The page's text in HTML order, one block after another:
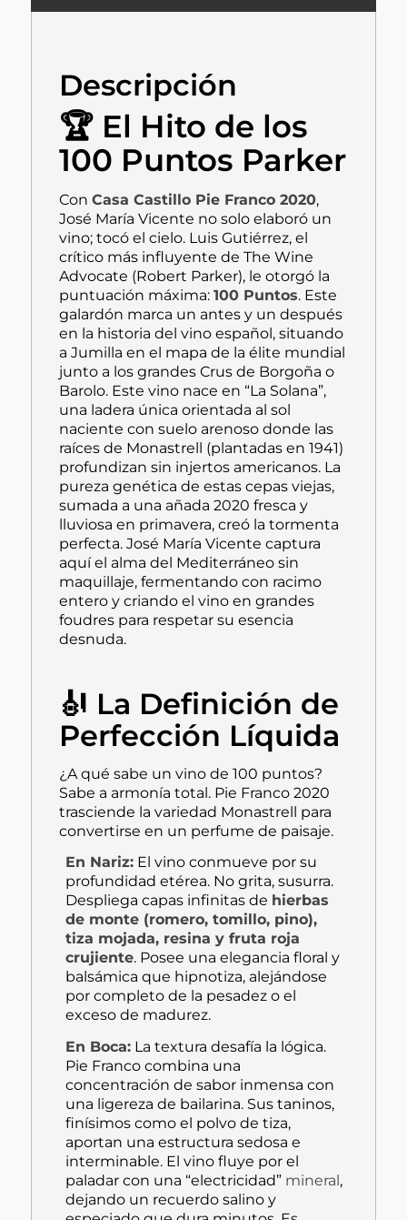
Descripción
🏆 El Hito de los
100 Puntos Parker
ConCasa Castillo Pie Franco 2020,
José María Vicente no solo elaboró un
vino; tocó el cielo. Luis Gutiérrez, el
crítico más influyente deThe Wine
Advocate (Robert Parker), le otorgó la
puntuación máxima:100 Puntos. Este
galardón marca un antes y un después
en la historia del vino español, situando
a Jumilla en el mapa de la élite mundial
junto a los grandes Crus de Borgoña o
Barolo. Este vino nace en “La Solana”,
una ladera única orientada al sol
naciente con suelo arenoso donde las
raíces de Monastrell (plantadas en 1941)
profundizan sin injertos americanos. La
pureza genética de estas cepas viejas,
sumada a una añada 2020 fresca y
lluviosa en primavera, creó la tormenta
perfecta. José María Vicente captura
aquí el alma del Mediterráneo sin
maquillaje, fermentando con racimo
entero y criando el vino en grandes
foudres para respetar su esencia
desnuda.
🎻 La Definición de
Perfección Líquida
¿A qué sabe un vino de 100 puntos?
Sabe a armonía total. Pie Franco 2020
trasciende la variedad Monastrell para
convertirse en un perfume de paisaje.
En Nariz: El vino conmueve por su
profundidad etérea. No grita, susurra.
Despliega capas infinitas de hierbas
de monte (romero, tomillo, pino),
tiza mojada, resina y fruta roja
crujiente. Posee una elegancia floral y
balsámica que hipnotiza, alejándose
por completo de la pesadez o el
exceso de madurez.
En Boca: La textura desafía la lógica.
Pie Franco combina una
concentración de sabor inmensa con
una ligereza de bailarina. Sus taninos,
finísimos como el polvo de tiza,
aportan una estructura sedosa e
interminable. El vino fluye por el
paladar con una “electricidad” mineral,
dejando un recuerdo salino y